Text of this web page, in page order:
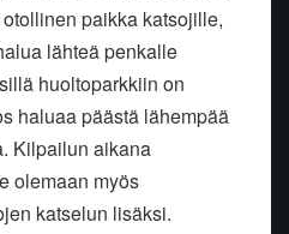
paikka katsojille,
lähteä penkalle
huoltoparkkiin on
haluaa päästä lähempää
Kilpailun aikana
olemaan myös
katselun lisäksi.